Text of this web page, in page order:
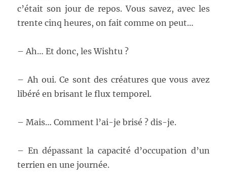
c’était son jour de repos. Vous savez, avec les
trente cinq heures, on fait comme on peut…
– Ah… Et donc, les Wishtu ?
– Ah oui. Ce sont des créatures que vous avez
libéré en brisant le flux temporel.
– Mais… Comment l’ai-je brisé ? dis-je.
– En dépassant la capacité d’occupation d’un
terrien en une journée.